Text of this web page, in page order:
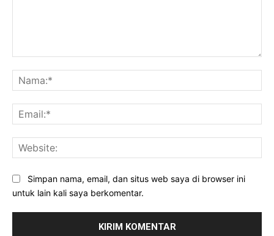
Simpan nama, email, dan situs web saya di browser ini
untuk lain kali saya berkomentar.